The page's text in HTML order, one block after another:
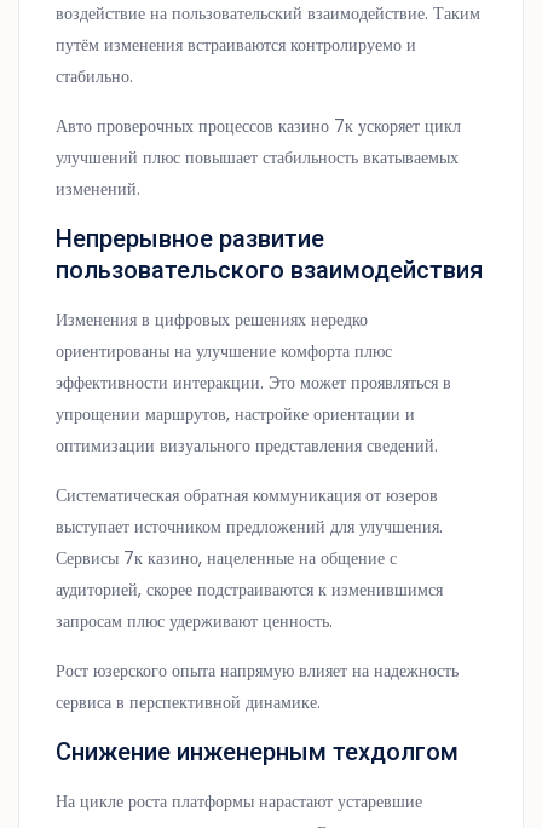
воздействие на пользовательский взаимодействие. Таким
путём изменения встраиваются контролируемо и
стабильно.
Авто проверочных процессов казино 7к ускоряет цикл
улучшений плюс повышает стабильность вкатываемых
изменений.
Непрерывное развитие
пользовательского взаимодействия
Изменения в цифровых решениях нередко
ориентированы на улучшение комфорта плюс
эффективности интеракции. Это может проявляться в
упрощении маршрутов, настройке ориентации и
оптимизации визуального представления сведений.
Систематическая обратная коммуникация от юзеров
выступает источником предложений для улучшения.
Сервисы 7к казино, нацеленные на общение с
аудиторией, скорее подстраиваются к изменившимся
запросам плюс удерживают ценность.
Рост юзерского опыта напрямую влияет на надежность
сервиса в перспективной динамике.
Снижение инженерным техдолгом
На цикле роста платформы нарастают устаревшие